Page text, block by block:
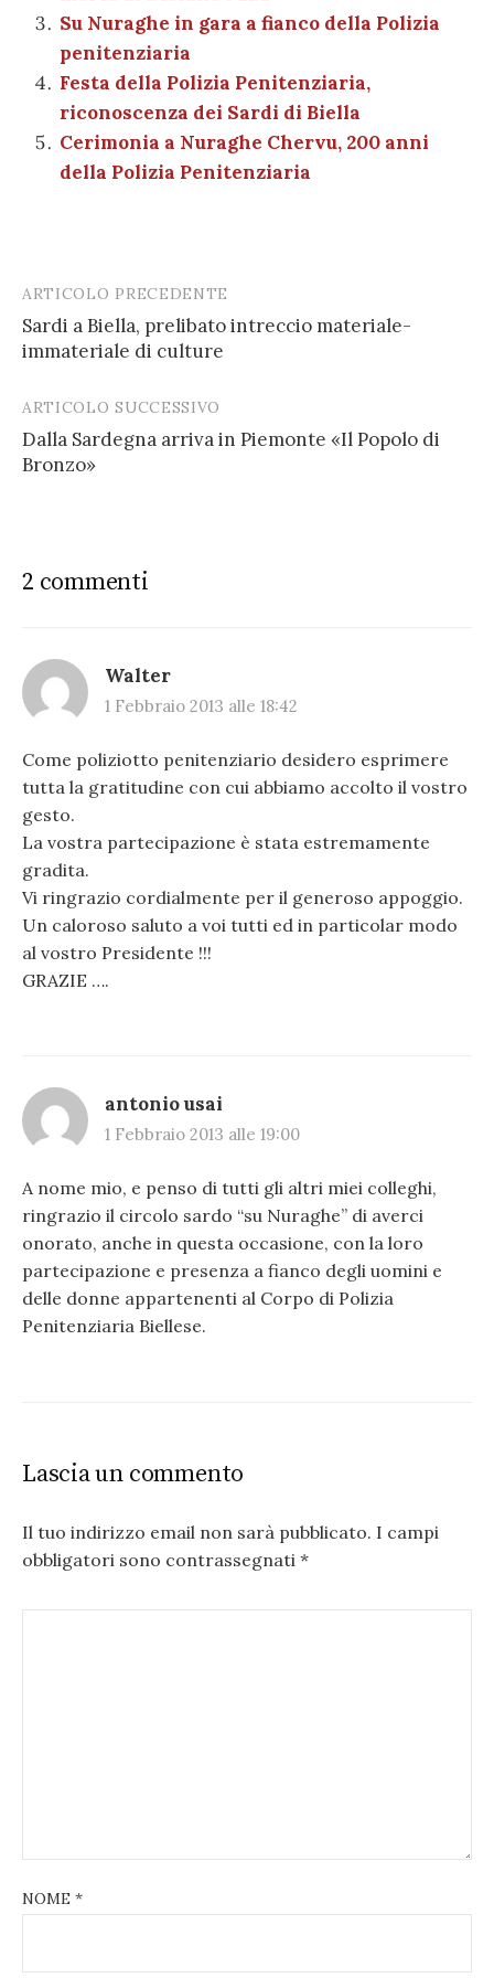
k
Su Nuraghe in gara a fianco della Polizia
penitenziaria
Festa della Polizia Penitenziaria,
riconoscenza dei Sardi di Biella
Cerimonia a Nuraghe Chervu, 200 anni
della Polizia Penitenziaria
Post
navigation
ARTICOLO PRECEDENTE
Sardi a Biella, prelibato intreccio materiale-
immateriale di culture
ARTICOLO SUCCESSIVO
Dalla Sardegna arriva in Piemonte «Il Popolo di
Bronzo»
2 commenti
Walter
1 Febbraio 2013 alle 18:42
Come poliziotto penitenziario desidero esprimere
tutta la gratitudine con cui abbiamo accolto il vostro
gesto.
La vostra partecipazione è stata estremamente
gradita.
Vi ringrazio cordialmente per il generoso appoggio.
Un caloroso saluto a voi tutti ed in particolar modo
al vostro Presidente !!!
GRAZIE ….
antonio usai
1 Febbraio 2013 alle 19:00
A nome mio, e penso di tutti gli altri miei colleghi,
ringrazio il circolo sardo “su Nuraghe” di averci
onorato, anche in questa occasione, con la loro
partecipazione e presenza a fianco degli uomini e
delle donne appartenenti al Corpo di Polizia
Penitenziaria Biellese.
Lascia un commento
Il tuo indirizzo email non sarà pubblicato. I campi
obbligatori sono contrassegnati *
NOME *